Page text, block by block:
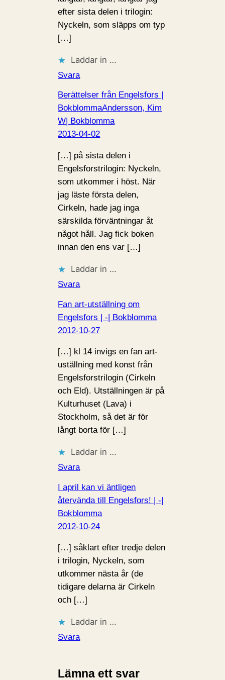
efter sista delen i trilogin:
Nyckeln, som släpps om typ
[…]
Laddar in …
Svara
Berättelser från Engelsfors |
BokblommaAndersson, Kim
W| Bokblomma
2013-04-02
[…] på sista delen i
Engelsforstrilogin: Nyckeln,
som utkommer i höst. När
jag läste första delen,
Cirkeln, hade jag inga
särskilda förväntningar åt
något håll. Jag fick boken
innan den ens var […]
Laddar in …
Svara
Fan art-utställning om
Engelsfors | -| Bokblomma
2012-10-27
[…] kl 14 invigs en fan art-
uställning med konst från
Engelsforstrilogin (Cirkeln
och Eld). Utställningen är på
Kulturhuset (Lava) i
Stockholm, så det är för
långt borta för […]
Laddar in …
Svara
I april kan vi äntligen
återvända till Engelsfors! | -|
Bokblomma
2012-10-24
[…] såklart efter tredje delen
i trilogin, Nyckeln, som
utkommer nästa år (de
tidigare delarna är Cirkeln
och […]
Laddar in …
Svara
Lämna ett svar